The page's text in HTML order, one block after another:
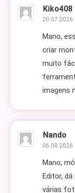
Kiko408
20.07.2026
Mano,
criar
muito
imagens
Nando
06.08.2026
Mano,
Editor,
várias